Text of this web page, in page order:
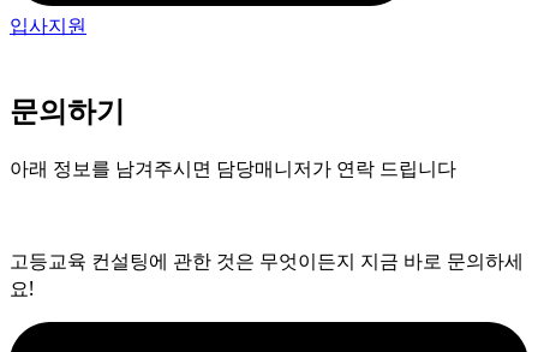
입사지원
문의하기
아래 정보를 남겨주시면 담당매니저가 연락 드립니다
고등교육 컨설팅에 관한 것은 무엇이든지 지금 바로 문의하세
요!